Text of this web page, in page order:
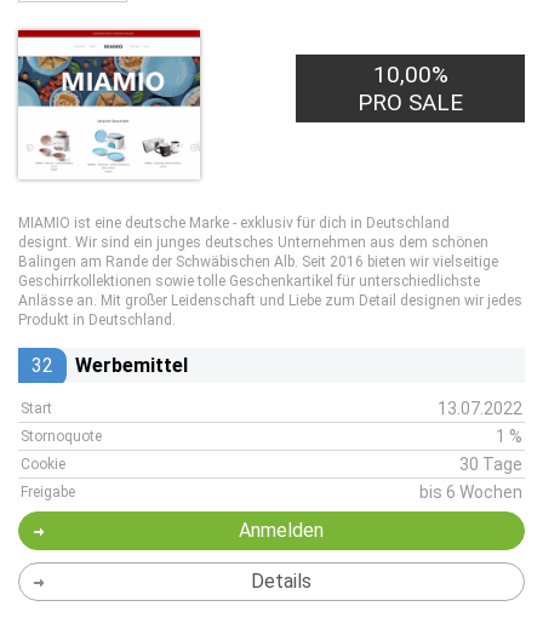
10,00%
PRO SALE
MIAMIO ist eine deutsche Marke - exklusiv für dich in Deutschland
designt. Wir sind ein junges deutsches Unternehmen aus dem schönen
Balingen am Rande der Schwäbischen Alb. Seit 2016 bieten wir vielseitige
Geschirrkollektionen sowie tolle Geschenkartikel für unterschiedlichste
Anlässe an. Mit großer Leidenschaft und Liebe zum Detail designen wir jedes
Produkt in Deutschland.
32 Werbemittel
Start 13.07.2022
Stornoquote 1 %
Cookie 30 Tage
Freigabe bis 6 Wochen
Anmelden
Details